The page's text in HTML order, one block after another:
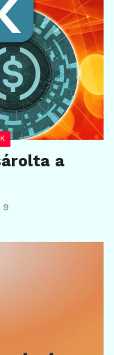
a
9